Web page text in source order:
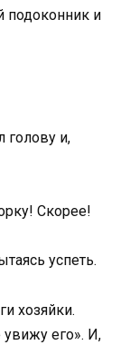
подоконник и
голову и,
Скорее!
успеть.
хозяйки.
увижу его». И,